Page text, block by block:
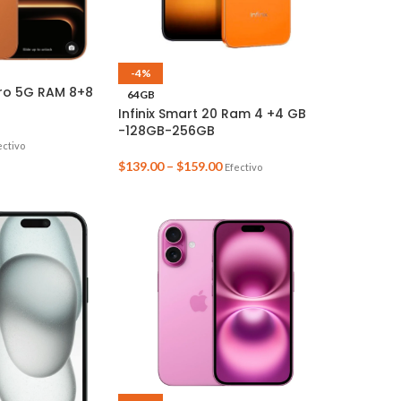
5G RAM 8+8
-4%
64GB
Infinix Smart 20 Ram 4 +4 GB
-128GB-256GB
$139.00 – $159.00 Efectivo